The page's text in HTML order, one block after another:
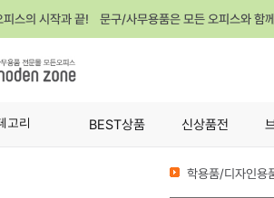
피스의 시작과 끝! 문구/사무용품은 모든 오피스와 함
고리 BEST상품 신상품전
학용품/디자인용